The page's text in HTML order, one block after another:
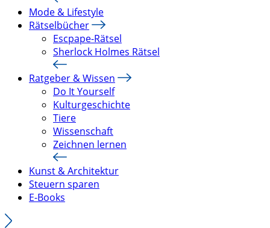
Mode & Lifestyle
Rätselbücher
Escpape-Rätsel
Sherlock Holmes Rätsel
Ratgeber & Wissen
Do It Yourself
Kulturgeschichte
Tiere
Wissenschaft
Zeichnen lernen
Kunst & Architektur
Steuern sparen
E-Books